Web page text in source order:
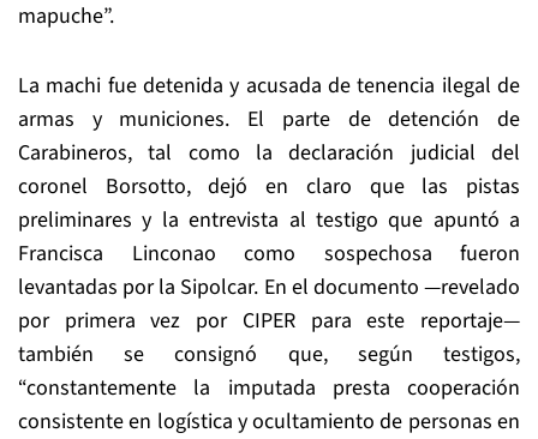
mapuche”.
La machi fue detenida y acusada de tenencia ilegal de
armas y municiones. El parte de detención de
Carabineros, tal como la declaración judicial del
coronel Borsotto, dejó en claro que las pistas
preliminares y la entrevista al testigo que apuntó a
Francisca Linconao como sospechosa fueron
levantadas por la Sipolcar. En el documento —revelado
por primera vez por CIPER para este reportaje—
también se consignó que, según testigos,
“constantemente la imputada presta cooperación
consistente en logística y ocultamiento de personas en